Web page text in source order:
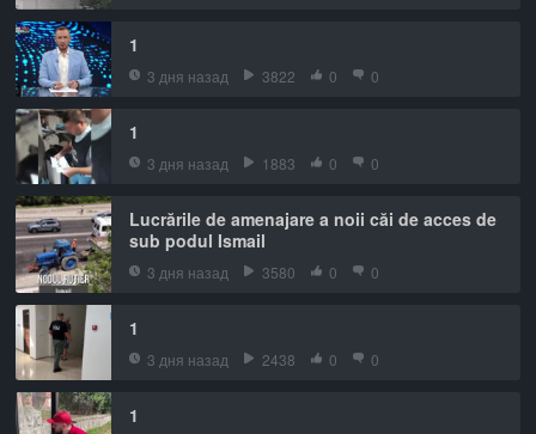
1
3 дня назад 3822 0 0
1
3 дня назад 1883 0 0
Lucrările de amenajare a noii căi de acces de
sub podul Ismail
3 дня назад 3580 0 0
1
3 дня назад 2438 0 0
1